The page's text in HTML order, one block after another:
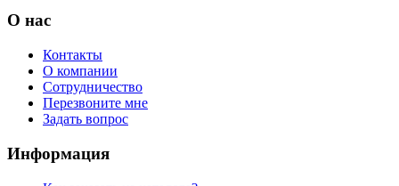
О нас
Контакты
О компании
Сотрудничество
Перезвоните мне
Задать вопрос
Информация